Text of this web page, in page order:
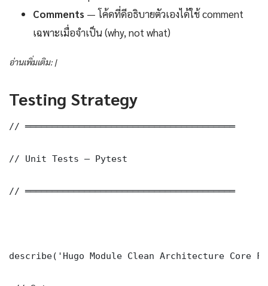
Comments — โค้ดที่ดีอธิบายตัวเองได้ใช้ comment
เฉพาะเมื่อจำเป็น (why, not what)
อ่านเพิ่มเติม: |
Testing Strategy
// ═══════════════════════════════════════
// Unit Tests — Pytest
// ═══════════════════════════════════════
describe('Hugo Module Clean Architecture Core